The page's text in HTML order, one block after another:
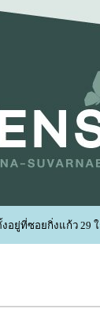
อยู่ที่ซอยกิ่งแก้ว 29